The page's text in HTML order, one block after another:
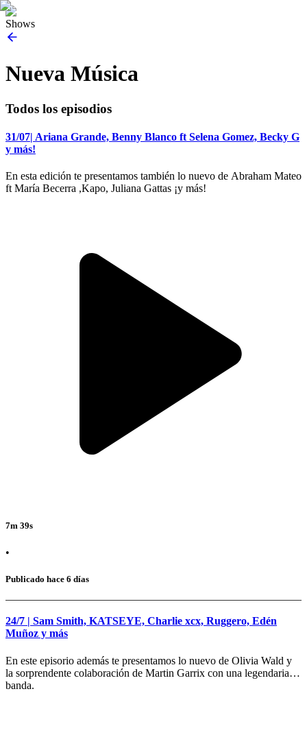
Shows
Nueva Música
Todos los episodios
31/07| Ariana Grande, Benny Blanco ft Selena Gomez, Becky G
y más!
En esta edición te presentamos también lo nuevo de Abraham Mateo
ft María Becerra ,Kapo, Juliana Gattas ¡y más!
7m 39s
•
Publicado hace 6 días
24/7 | Sam Smith, KATSEYE, Charlie xcx, Ruggero, Edén
Muñoz y más
En este episorio además te presentamos lo nuevo de Olivia Wald y
la sorprendente colaboración de Martin Garrix con una legendaria
banda.